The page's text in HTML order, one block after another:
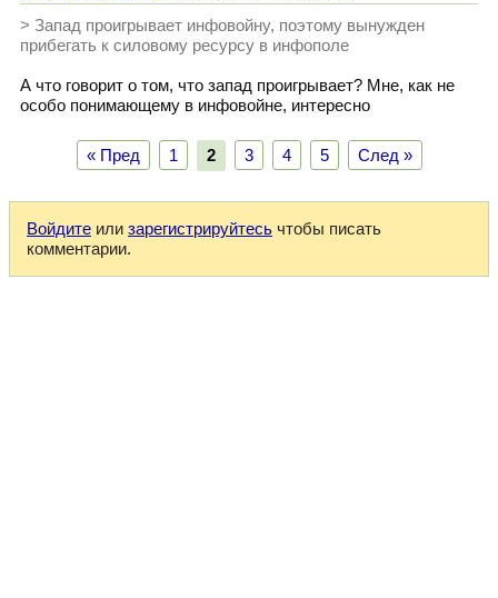
> Запад проигрывает инфовойну, поэтому вынужден
прибегать к силовому ресурсу в инфополе
А что говорит о том, что запад проигрывает? Мне, как не
особо понимающему в инфовойне, интересно
« Пред 1 2 3 4 5 След »
Войдите или зарегистрируйтесь чтобы писать
комментарии.